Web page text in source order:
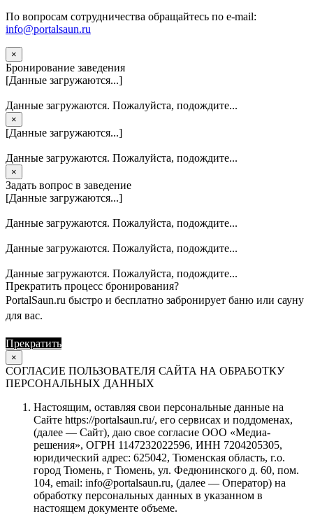
По вопросам сотрудничества обращайтесь по e-mail:
info@portalsaun.ru
×
Бронирование заведения
[Данные загружаются...]
Данные загружаются. Пожалуйста, подождите...
×
[Данные загружаются...]
Данные загружаются. Пожалуйста, подождите...
×
Задать вопрос в заведение
[Данные загружаются...]
Данные загружаются. Пожалуйста, подождите...
Данные загружаются. Пожалуйста, подождите...
Данные загружаются. Пожалуйста, подождите...
Прекратить процесс бронирования?
PortalSaun.ru быстро и бесплатно забронирует баню или сауну
для вас.
Прекратить
×
СОГЛАСИЕ ПОЛЬЗОВАТЕЛЯ САЙТА НА ОБРАБОТКУ
ПЕРСОНАЛЬНЫХ ДАННЫХ
Настоящим, оставляя свои персональные данные на
Сайте https://portalsaun.ru/, его сервисах и поддоменах,
(далее — Сайт), даю свое согласие ООО «Медиа-
решения», ОГРН 1147232022596, ИНН 7204205305,
юридический адрес: 625042, Тюменская область, г.о.
город Тюмень, г Тюмень, ул. Федюнинского д. 60, пом.
104, email: info@portalsaun.ru, (далее — Оператор) на
обработку персональных данных в указанном в
настоящем документе объеме.